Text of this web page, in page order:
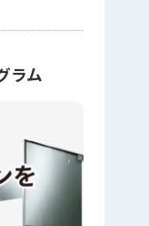
ラム